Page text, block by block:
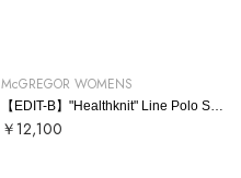
McGREGOR WOMENS
￥12,100